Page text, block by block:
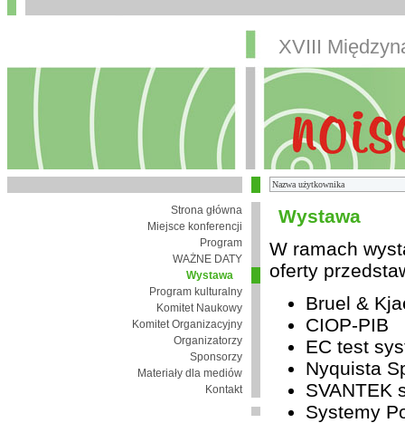
XVIII
Strona główna
Miejsce konferencji
Program
WAŻNE DATY
Wystawa
Program kulturalny
Komitet Naukowy
Komitet Organizacyjny
Organizatorzy
Sponsorzy
Materiały dla mediów
Kontakt
Wystawa
W ramach
oferty
Bruel &
CIOP-PIB
EC test
Nyquista
SVANTEK
Systemy